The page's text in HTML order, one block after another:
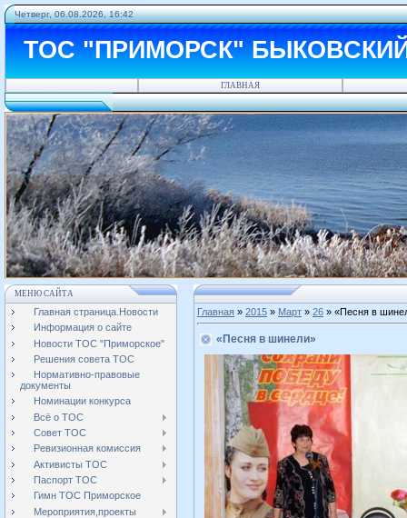
Четверг, 06.08.2026, 16:42
ТОС "ПРИМОРСК"
ГЛАВНАЯ
МЕНЮ САЙТА
Главная страница.Новости
Информация о сайте
Новости ТОС "Приморское"
Решения совета ТОС
Нормативно-правовые
документы
Номинации конкурса
Всё о ТОС
Совет ТОС
Ревизионная комиссия
Активисты ТОС
Паспорт ТОС
Гимн ТОС Приморское
Мероприятия,проекты
Главная » 2015 » Март » 26 » «Песня в
«Песня в шинели»